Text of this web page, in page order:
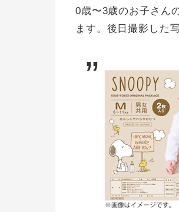
0歳〜3歳のお子さん
ます。後日撮影した